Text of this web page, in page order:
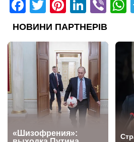
Facebook
Twitter